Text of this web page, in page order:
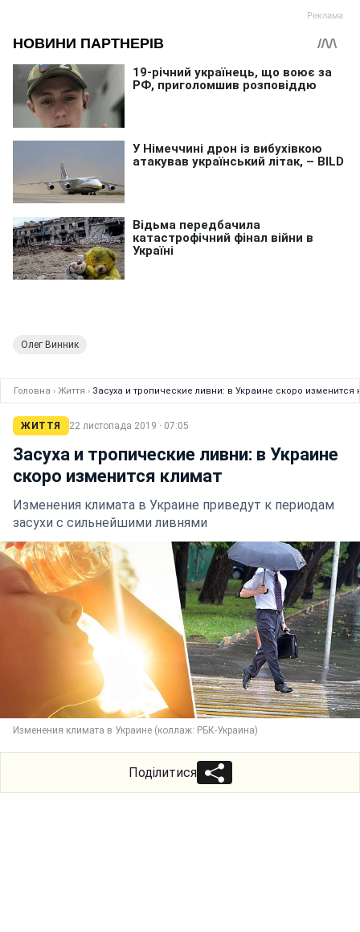
Олег Винник
Головна › Життя › Засуха и тропические ливни: в Украине скоро изменится
ЖИТТЯ 22 листопада 2019 · 07:05
Засуха и тропические ливни: в Украине
скоро изменится климат
Изменения климата в Украине приведут к периодам
засухи с сильнейшими ливнями
Изменения климата в Украине (коллаж: РБК-Украина)
Поділитися